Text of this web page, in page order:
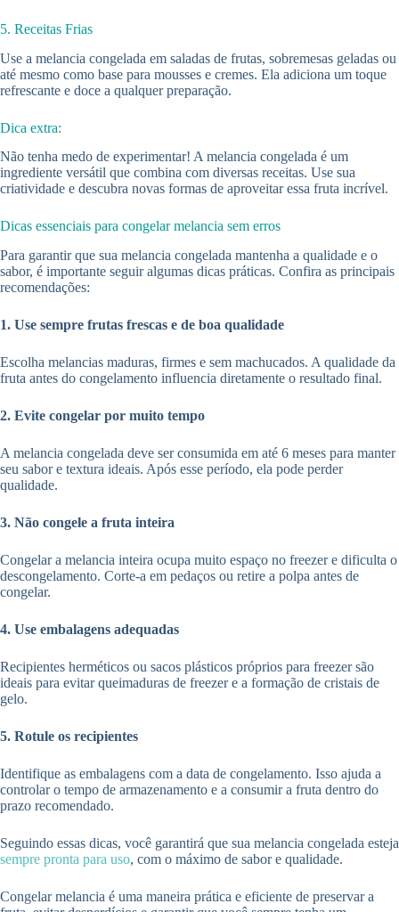
5. Receitas Frias
Use a melancia congelada em saladas de frutas, sobremesas geladas ou
até mesmo como base para mousses e cremes. Ela adiciona um toque
refrescante e doce a qualquer preparação.
Dica extra:
Não tenha medo de experimentar! A melancia congelada é um
ingrediente versátil que combina com diversas receitas. Use sua
criatividade e descubra novas formas de aproveitar essa fruta incrível.
Dicas essenciais para congelar melancia sem erros
Para garantir que sua melancia congelada mantenha a qualidade e o
sabor, é importante seguir algumas dicas práticas. Confira as principais
recomendações:
1. Use sempre frutas frescas e de boa qualidade
Escolha melancias maduras, firmes e sem machucados. A qualidade da
fruta antes do congelamento influencia diretamente o resultado final.
2. Evite congelar por muito tempo
A melancia congelada deve ser consumida em até 6 meses para manter
seu sabor e textura ideais. Após esse período, ela pode perder
qualidade.
3. Não congele a fruta inteira
Congelar a melancia inteira ocupa muito espaço no freezer e dificulta o
descongelamento. Corte-a em pedaços ou retire a polpa antes de
congelar.
4. Use embalagens adequadas
Recipientes herméticos ou sacos plásticos próprios para freezer são
ideais para evitar queimaduras de freezer e a formação de cristais de
gelo.
5. Rotule os recipientes
Identifique as embalagens com a data de congelamento. Isso ajuda a
controlar o tempo de armazenamento e a consumir a fruta dentro do
prazo recomendado.
Seguindo essas dicas, você garantirá que sua melancia congelada esteja
sempre pronta para uso, com o máximo de sabor e qualidade.
Congelar melancia é uma maneira prática e eficiente de preservar a